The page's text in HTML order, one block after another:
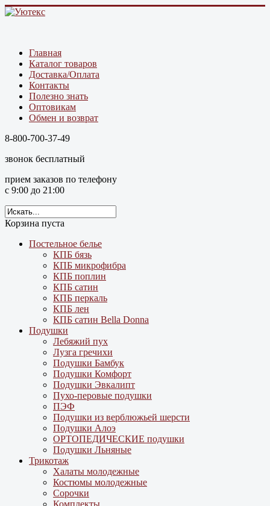
Главная
Каталог товаров
Доставка/Оплата
Контакты
Полезно знать
Оптовикам
Обмен и возврат
8-800-700-37-49
звонок бесплатный
прием заказов по телефону
с 9:00 до 21:00
Корзина пуста
Постельное белье
КПБ бязь
КПБ микрофибра
КПБ поплин
КПБ сатин
КПБ перкаль
КПБ лен
КПБ сатин Bella Donna
Подушки
Лебяжий пух
Лузга гречихи
Подушки Бамбук
Подушки Комфорт
Подушки Эвкалипт
Пухо-перовые подушки
ПЭФ
Подушки из верблюжьей шерсти
Подушки Алоэ
ОРТОПЕДИЧЕСКИЕ подушки
Подушки Льняные
Трикотаж
Халаты молодежные
Костюмы молодежные
Сорочки
Комплекты